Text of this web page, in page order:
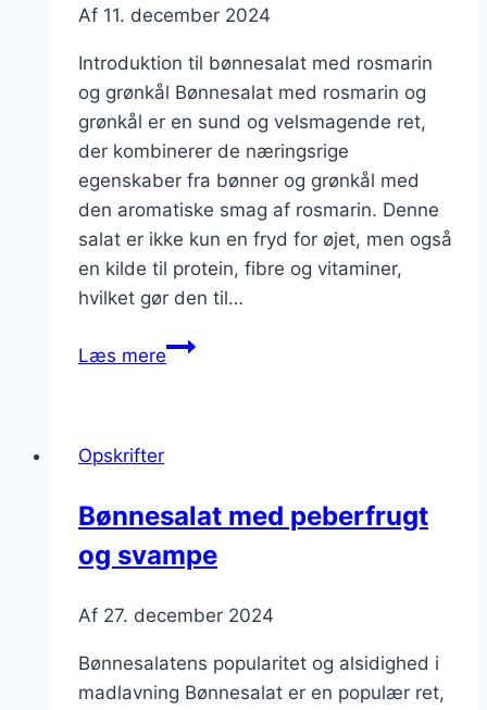
Af 11. december 2024
Introduktion til bønnesalat med rosmarin
og grønkål Bønnesalat med rosmarin og
grønkål er en sund og velsmagende ret,
der kombinerer de næringsrige
egenskaber fra bønner og grønkål med
den aromatiske smag af rosmarin. Denne
salat er ikke kun en fryd for øjet, men også
en kilde til protein, fibre og vitaminer,
hvilket gør den til…
Læs mereBønnesalat
Opskrifter
Bønnesalat med peberfrugt
og svampe
Af 27. december 2024
Bønnesalatens popularitet og alsidighed i
madlavning Bønnesalat er en populær ret,